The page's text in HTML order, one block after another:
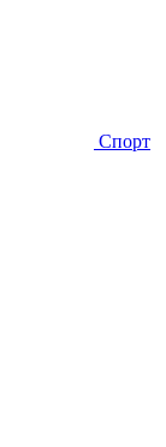
Спорт